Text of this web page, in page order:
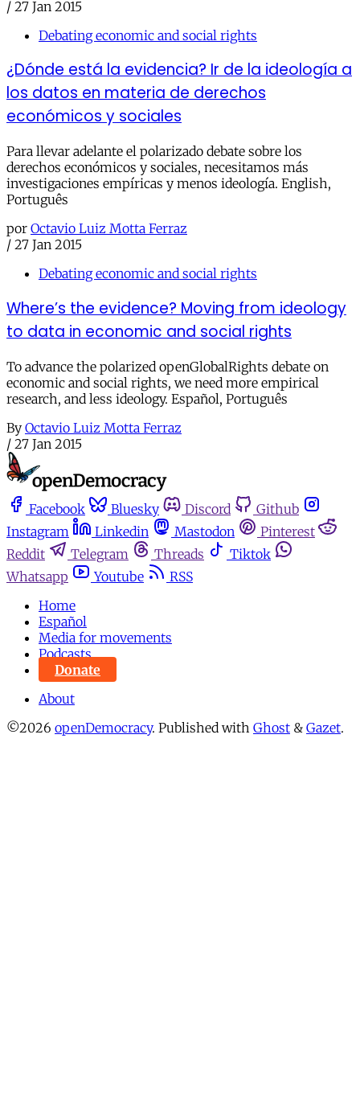
/ 27 Jan 2015
Debating economic and social rights
¿Dónde está la evidencia? Ir de la ideología a
los datos en materia de derechos
económicos y sociales
Para llevar adelante el polarizado debate sobre los
derechos económicos y sociales, necesitamos más
investigaciones empíricas y menos ideología. English,
Português
por Octavio Luiz Motta Ferraz
/ 27 Jan 2015
Debating economic and social rights
Where’s the evidence? Moving from ideology
to data in economic and social rights
To advance the polarized openGlobalRights debate on
economic and social rights, we need more empirical
research, and less ideology. Español, Português
By Octavio Luiz Motta Ferraz
/ 27 Jan 2015
Facebook Bluesky Discord
Github
Instagram
Linkedin Mastodon
Pinterest
Reddit
Telegram Threads
Tiktok
Whatsapp
Youtube
RSS
Home
Español
Media for movements
Podcasts
Donate
About
©2026 openDemocracy. Published with Ghost & Gazet.